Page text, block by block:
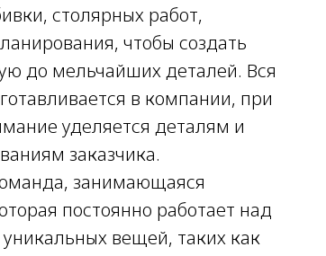
столярных работ,
чтобы создать
до мельчайших деталей. Вся
в компании, при
уделяется деталям и
заказчика.
занимающаяся
постоянно работает над
вещей, таких как